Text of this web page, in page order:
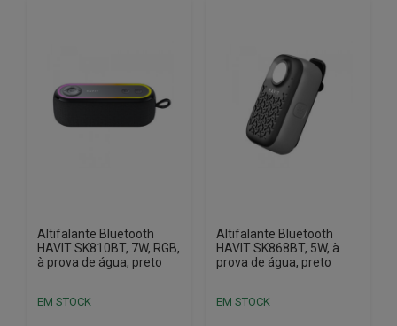
Altifalante Bluetooth
HAVIT SK810BT, 7W, RGB,
à prova de água, preto
EM STOCK
Altifalante Bluetooth
HAVIT SK868BT, 5W, à
prova de água, preto
EM STOCK